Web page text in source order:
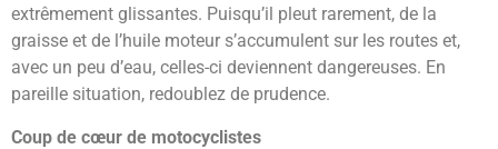
extrêmement glissantes. Puisqu’il pleut rarement, de la
graisse et de l’huile moteur s’accumulent sur les routes et,
avec un peu d’eau, celles-ci deviennent dangereuses. En
pareille situation, redoublez de prudence.
Coup de cœur de motocyclistes